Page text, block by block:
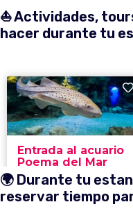
⛵️ Actividades,
hacer durante tu
🌍 Durante tu
reservar tiempo